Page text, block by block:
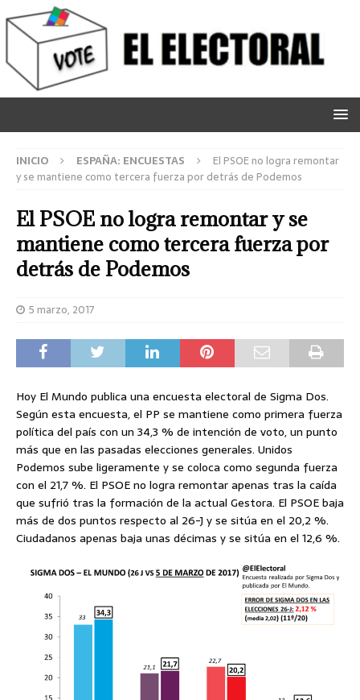
INICIO ESPAÑA: ENCUESTAS
El PSOE no logra remontar
y se mantiene como tercera fuerza por detrás de Podemos
El PSOE no logra remontar y se
mantiene como tercera fuerza por
detrás de Podemos
5 marzo, 2017
Hoy El Mundo publica una encuesta electoral de Sigma Dos.
Según esta encuesta, el PP se mantiene como primera fuerza
política del país con un 34,3 % de intención de voto, un punto
más que en las pasadas elecciones generales. Unidos
Podemos sube ligeramente y se coloca como segunda fuerza
con el 21,7 %. El PSOE no logra remontar apenas tras la caída
que sufrió tras la formación de la actual Gestora. El PSOE baja
más de dos puntos respecto al 26-J y se sitúa en el 20,2 %.
Ciudadanos apenas baja unas décimas y se sitúa en el 12,6 %.